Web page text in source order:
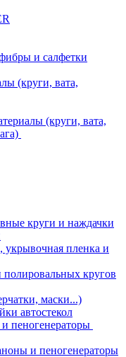
и салфетки
(круги, вата,
(круги, вата,
круги и наждачки
пленка и
полировальных кругов
маски...)
автостекол
пеногенераторы
и пеногенераторы